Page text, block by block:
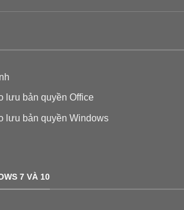
lưu bản quyền Office
lưu bản quyền Windows
7 VÀ 10